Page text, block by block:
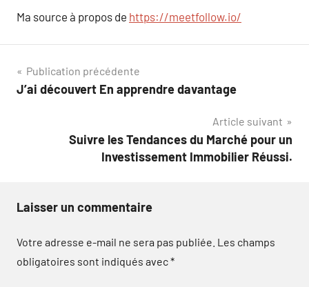
Ma source à propos de https://meetfollow.io/
Navigation
de
Publication précédente
J’ai découvert En apprendre davantage
Article suivant
Suivre les Tendances du Marché pour un
Investissement Immobilier Réussi.
Laisser un commentaire
Votre adresse e-mail ne sera pas publiée. Les champs
obligatoires sont indiqués avec*